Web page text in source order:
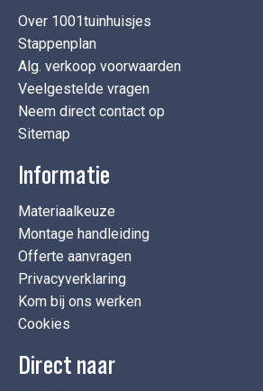
Over 1001tuinhuisjes
Stappenplan
Alg. verkoop voorwaarden
Veelgestelde vragen
Neem direct contact op
Sitemap
Informatie
Materiaalkeuze
Montage handleiding
Offerte aanvragen
Privacyverklaring
Kom bij ons werken
Cookies
Direct naar